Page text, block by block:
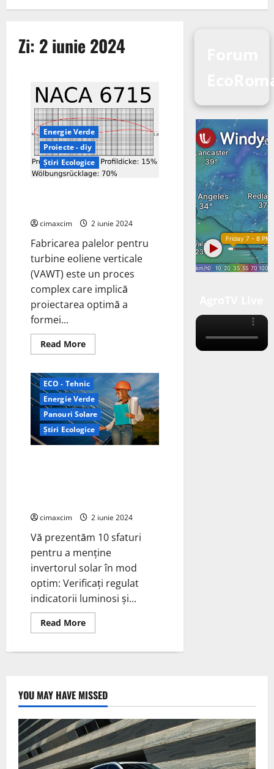
Zi: 2 iunie 2024
Energie Verde
Proiecte - diy
Știri Ecologice
cimaxcim 2 iunie 2024
Fabricarea palelor pentru
turbine eoliene verticale
(VAWT) este un proces
complex care implică
proiectarea optimă a
formei...
Read MoreRead
more
Palelor
pentru
Turbine
Eoliene
Verticale
(VAWT)
ECO - Tehnic
Energie Verde
Panouri Solare
Știri Ecologice
cimaxcim 2 iunie 2024
Vă prezentăm 10 sfaturi
pentru a menține
invertorul solar în mod
optim: Verificați regulat
indicatorii luminosi și...
Read MoreRead
more
Invertorului
Esențiale
–
Verificarea
eficienței
invertorului
solar
YOU MAY HAVE MISSED